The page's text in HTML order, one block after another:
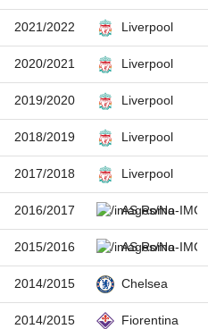
2021/2022 Liverpool
2020/2021 Liverpool
2019/2020 Liverpool
2018/2019 Liverpool
2017/2018 Liverpool
2016/2017 AS Roma
2015/2016 AS Roma
2014/2015 Chelsea
2014/2015 Fiorentina